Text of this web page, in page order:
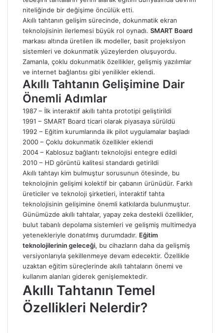
niteliğinde bir değişime öncülük etti.
Akıllı tahtanın gelişim sürecinde, dokunmatik ekran
teknolojisinin ilerlemesi büyük rol oynadı. SMART Board
markası altında üretilen ilk modeller, basit projeksiyon
sistemleri ve dokunmatik yüzeylerden oluşuyordu.
Zamanla, çoklu dokunmatik özellikler, gelişmiş yazılımlar
ve internet bağlantısı gibi yenilikler eklendi.
Akıllı Tahtanın Gelişimine Dair
Önemli Adımlar
1987 – İlk interaktif akıllı tahta prototipi geliştirildi
1991 – SMART Board ticari olarak piyasaya sürüldü
1992 – Eğitim kurumlarında ilk pilot uygulamalar başladı
2000 – Çoklu dokunmatik özellikler eklendi
2004 – Kablosuz bağlantı teknolojisi entegre edildi
2010 – HD görüntü kalitesi standardı getirildi
Akıllı tahtayı kim bulmuştur sorusunun ötesinde, bu
teknolojinin gelişimi kolektif bir çabanın ürünüdür. Farklı
üreticiler ve teknoloji şirketleri, interaktif tahta
teknolojisinin gelişimine önemli katkılarda bulunmuştur.
Günümüzde akıllı tahtalar, yapay zeka destekli özellikler,
bulut tabanlı depolama sistemleri ve gelişmiş multimedya
yetenekleriyle donatılmış durumdadır. Eğitim
teknolojilerinin geleceği, bu cihazların daha da gelişmiş
versiyonlarıyla şekillenmeye devam edecektir. Özellikle
uzaktan eğitim süreçlerinde akıllı tahtaların önemi ve
kullanım alanları giderek genişlemektedir.
Akıllı Tahtanın Temel
Özellikleri Nelerdir?